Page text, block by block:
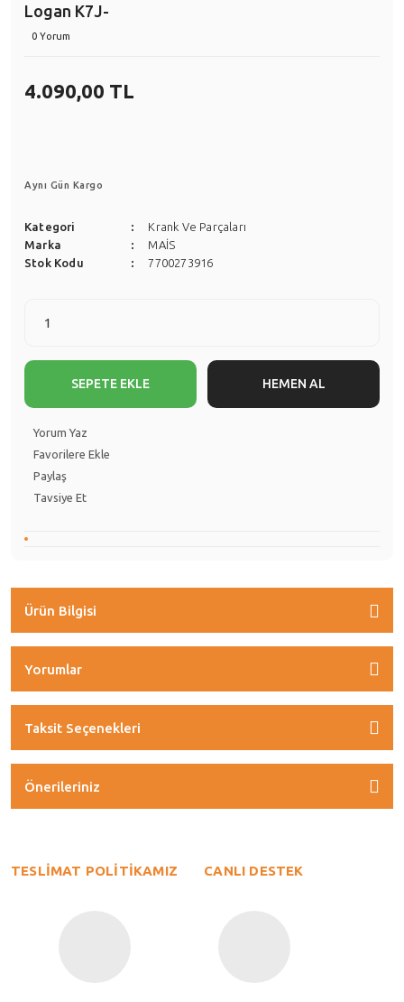
Logan K7J-
0 Yorum
4.090,00 TL
Aynı Gün Kargo
Kategori
Krank Ve Parçaları
Marka
MAİS
Stok Kodu
7700273916
SEPETE EKLE HEMEN AL
Yorum Yaz
Paylaş
Tavsiye Et
Ürün Bilgisi
Yorumlar
Taksit Seçenekleri
Önerileriniz
TESLİMAT POLİTİKAMIZ CANLI DESTEK